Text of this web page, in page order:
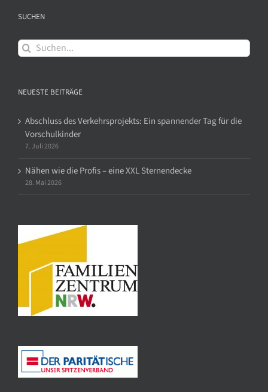
SUCHEN
Suche
nach:
NEUESTE BEITRÄGE
Abschluss des Verkehrsprojekts: Ein spannender Tag für die
Vorschulkinder
7. Juli 2026
Nähen wie die Profis – eine XXL Sternendecke
28. Mai 2026